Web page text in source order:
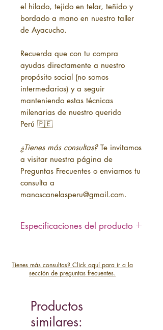
el hilado, tejido en telar, teñido y
bordado a mano en nuestro taller
de Ayacucho.
Recuerda que con tu compra
ayudas directamente a nuestro
propósito social (no somos
intermedarios) y a seguir
manteniendo estas técnicas
milenarias de nuestro querido
Perú 🇵🇪
¿Tienes más consultas?Te invitamos
a visitar nuestra página de
Preguntas Frecuentes o enviarnos tu
consulta a
manoscanelasperu@gmail.com.
Especificaciones del producto
Ayacucho (Perú)
- Material: Lana de ovino o fibra de
- Medidas: 13 cm x 7 cm
- Tiempo de elaboración:
Aproximadamente 1 mes
Tienes más consultas? Click aquí para ir a la
sección de preguntas frecuentes.
Productos
similares: